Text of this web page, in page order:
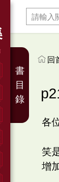
回
各
笑
增
書
目
錄